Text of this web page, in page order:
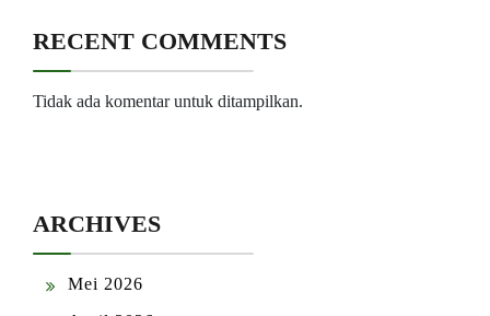
RECENT COMMENTS
Tidak ada komentar untuk ditampilkan.
ARCHIVES
Mei 2026